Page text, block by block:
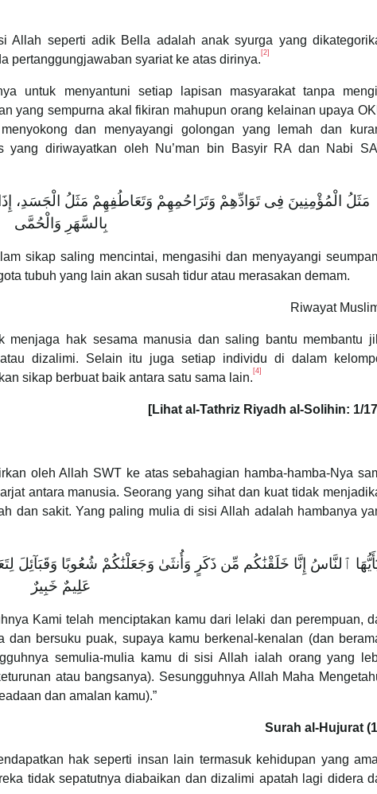
Allah seperti adik Bella adalah anak syurga yang
pertanggungjawaban syariat ke atas dirinya. [2]
untuk menyantuni setiap lapisan masyarakat tanpa
yang sempurna akal fikiran mahupun orang kelainan upaya
dan menyayangi golongan yang lemah dan
diriwayatkan oleh Nu’man bin Basyir RA dan Nabi
مَثَلُ الْمُؤْمِنِينَ فِى تَوَادِّهِمْ وَتَرَاحُمِهِمْ وَتَعَاطُفِهِمْ مَثَلُ الْجَسَدِ،
بِالسَّهَرِ وَالْحُمَّى
sikap saling mencintai, mengasihi dan menyayangi
tubuh yang lain akan susah tidur atau merasakan demam.
Riwayat
menjaga hak sesama manusia dan saling bantu membantu
dizalimi. Selain itu juga setiap individu di dalam
sikap berbuat baik antara satu sama lain. [4]
[Lihat al-Tathriz Riyadh al-Solihin: 1/
oleh Allah SWT ke atas sebahagian hamba-hamba-Nya
antara manusia. Seorang yang sihat dan kuat tidak
dan sakit. Yang paling mulia di sisi Allah adalah hambanya
ٱلنَّاسُ إِنَّا خَلَقْنَٰكُم مِّن ذَكَرٍ وَأُنثَىٰ وَجَعَلْنَٰكُمْ شُعُوبًا وَقَبَآئِلَ
عَلِيمٌ خَبِيرٌ
Kami telah menciptakan kamu dari lelaki dan perempuan,
bersuku puak, supaya kamu berkenal-kenalan (dan
semulia-mulia kamu di sisi Allah ialah orang yang
atau bangsanya). Sesungguhnya Allah Maha
dan amalan kamu).”
Surah al-Hujurat
hak seperti insan lain termasuk kehidupan yang
tidak sepatutnya diabaikan dan dizalimi apatah lagi didera